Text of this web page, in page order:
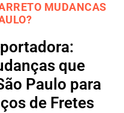
MUDANCAS
que
Paulo para
de Fretes